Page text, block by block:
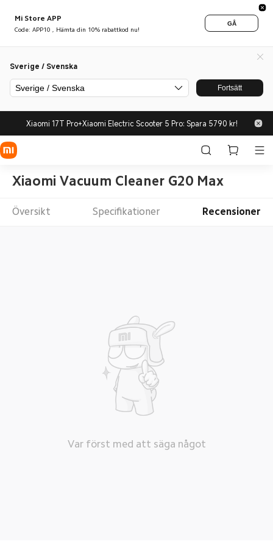
Mi Store APP
Code: APP10 , Hämta din 10% rabattkod nu!
GÅ
Sverige / Svenska
Sverige / Svenska Fortsätt
Xiaomi 17T Pro+Xiaomi Electric Scooter 5 Pro: Spara 5790 kr!
Xiaomi Vacuum Cleaner G20 Max
Översikt Specifikationer Recensioner
Var först med att säga något